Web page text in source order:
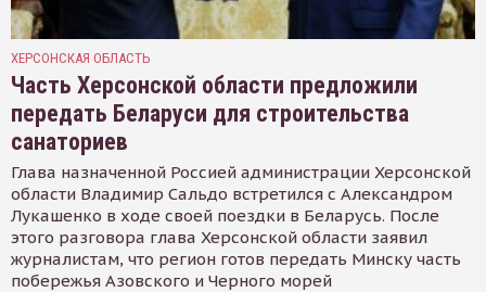
ХЕРСОНСКАЯ ОБЛАСТЬ
Часть Херсонской области предложили
передать Беларуси для строительства
санаториев
Глава назначенной Россией администрации Херсонской
области Владимир Сальдо встретился с Александром
Лукашенко в ходе своей поездки в Беларусь. После
этого разговора глава Херсонской области заявил
журналистам, что регион готов передать Минску часть
побережья Азовского и Черного морей